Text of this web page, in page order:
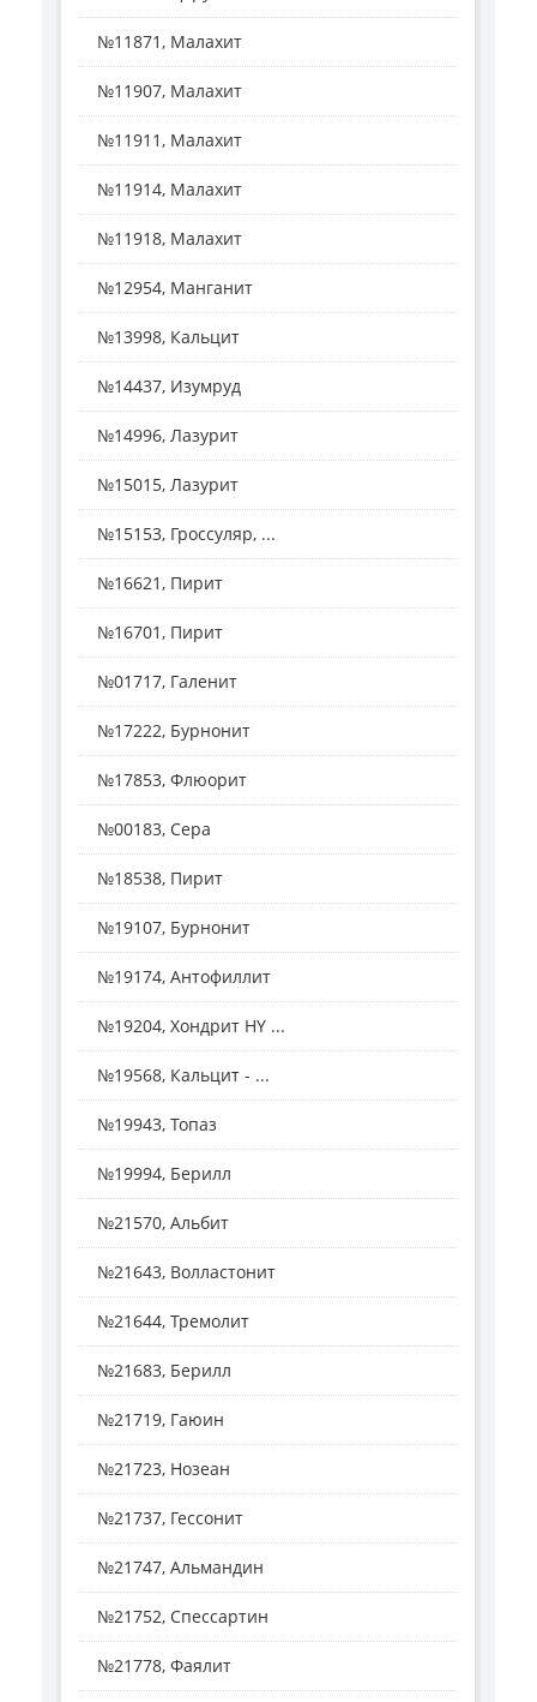
№11871, Малахит
№11907, Малахит
№11911, Малахит
№11914, Малахит
№11918, Малахит
№12954, Манганит
№13998, Кальцит
№14437, Изумруд
№14996, Лазурит
№15015, Лазурит
№15153, Гроссуляр, ...
№16621, Пирит
№16701, Пирит
№01717, Галенит
№17222, Бурнонит
№17853, Флюорит
№00183, Сера
№18538, Пирит
№19107, Бурнонит
№19174, Антофиллит
№19204, Хондрит HY ...
№19568, Кальцит - ...
№19943, Топаз
№19994, Берилл
№21570, Альбит
№21643, Волластонит
№21644, Тремолит
№21683, Берилл
№21719, Гаюин
№21723, Нозеан
№21737, Гессонит
№21747, Альмандин
№21752, Спессартин
№21778, Фаялит